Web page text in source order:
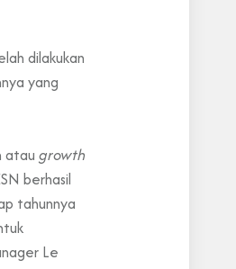
dilakukan
yang
atau growth
berhasil
tahunnya
Le